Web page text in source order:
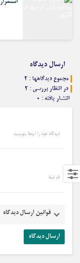
ارسال دیدگاه
مجموع دیدگاهها : ۲
در انتظار بررسی : ۲
انتشار یافته : ۰
دیدگاه خود را اینجا بنویسید
نام شما
قوانین ارسال دیدگاه